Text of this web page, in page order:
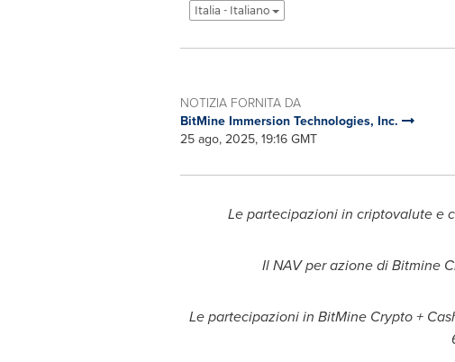
Italia - Italiano
NOTIZIA FORNITA DA
BitMine Immersion Technologies, Inc.
25 ago, 2025, 19:16 GMT
Le partecipazioni in criptovalute e
Il NAV per azione di Bitmine
Le partecipazioni in BitMine Crypto +